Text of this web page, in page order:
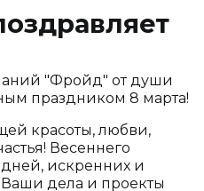
"Фройд" от души
праздником 8 марта!
красоты, любви,
Весеннего
искренних и
дела и проекты